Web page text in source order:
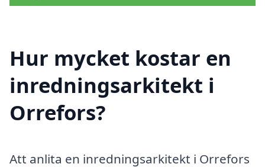
Hur mycket kostar en
inredningsarkitekt i
Orrefors?
Att anlita en inredningsarkitekt i Orrefors